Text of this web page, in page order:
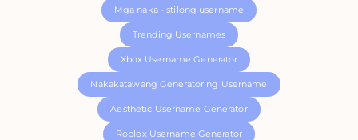
Mga naka -istilong username
Trending Usernames
Xbox Username Generator
Nakakatawang Generator ng Username
Aesthetic Username Generator
Roblox Username Generator